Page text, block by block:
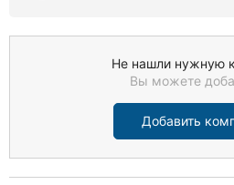
Не нашли нужную
Вы можете
Добавить